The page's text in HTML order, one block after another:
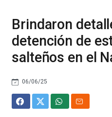
Brindaron
detención de
salteños en el
06/06/25